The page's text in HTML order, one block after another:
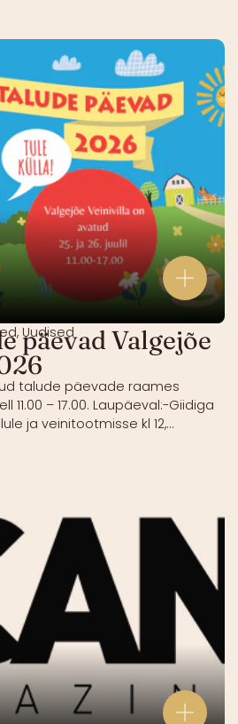
, Uudised
päevad Valgejõe
talude päevade raames
11.00 – 17.00. Laupäeval:-Giidiga
ja veinitootmisse kl 12,...